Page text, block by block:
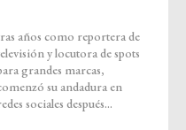
sociales después...